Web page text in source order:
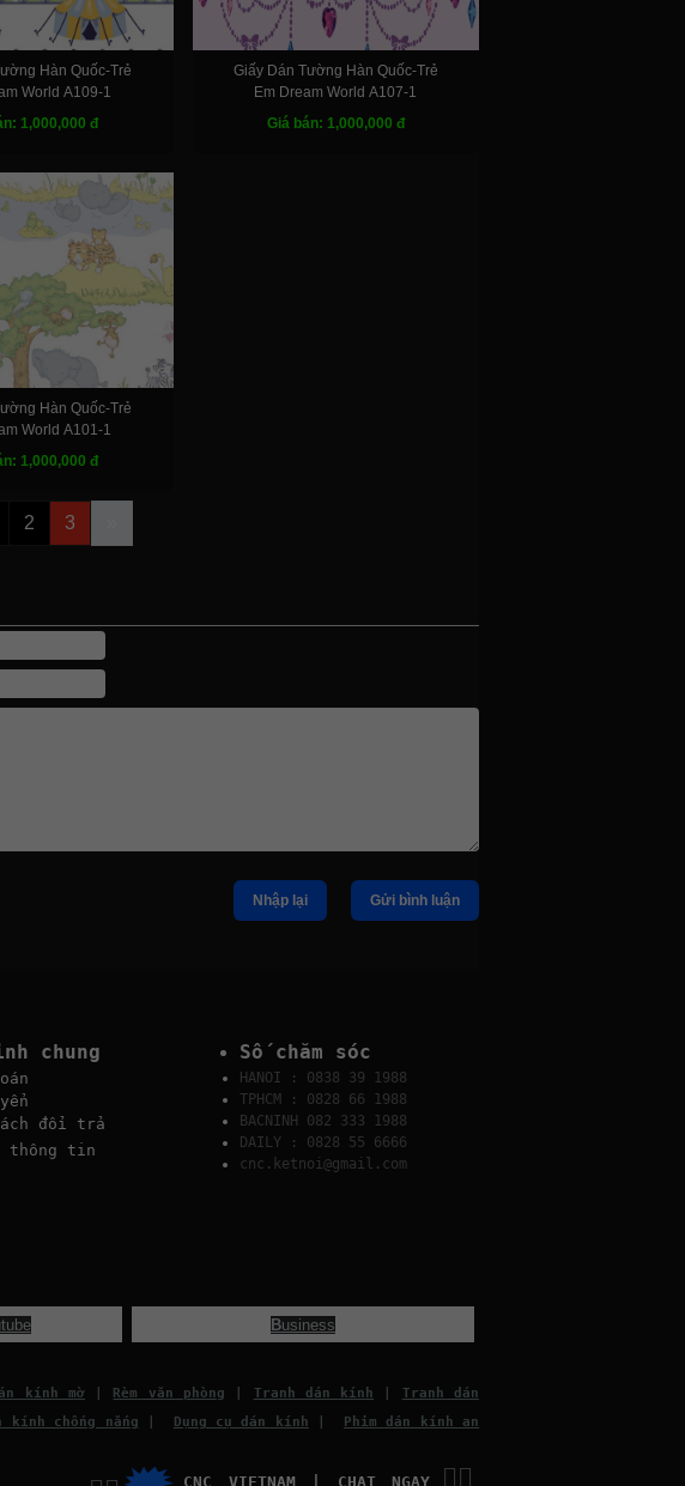
Hàn Quốc-Trẻ
World A109-1
1,000,000 đ
Giấy Dán Tường Hàn Quốc-Trẻ
Em Dream World A107-1
Giá bán: 1,000,000 đ
Hàn Quốc-Trẻ
World A101-1
1,000,000 đ
2 3
Nhập lại Gửi bình luận
chung
đổi trả
thông tin
Số chăm sóc
HANOI : 0838 39 1988
TPHCM : 0828 66 1988
BACNINH 082 333 1988
DAILY : 0828 55 6666
cnc.ketnoi@gmail.com
Business
kính mờ Rèm văn phòng Tranh dán kính
Tranh dán
kính chống nắng Dụng cụ dán kính
Phim dán kính an
CNC VIETNAM | CHAT NGAY 👉🏽